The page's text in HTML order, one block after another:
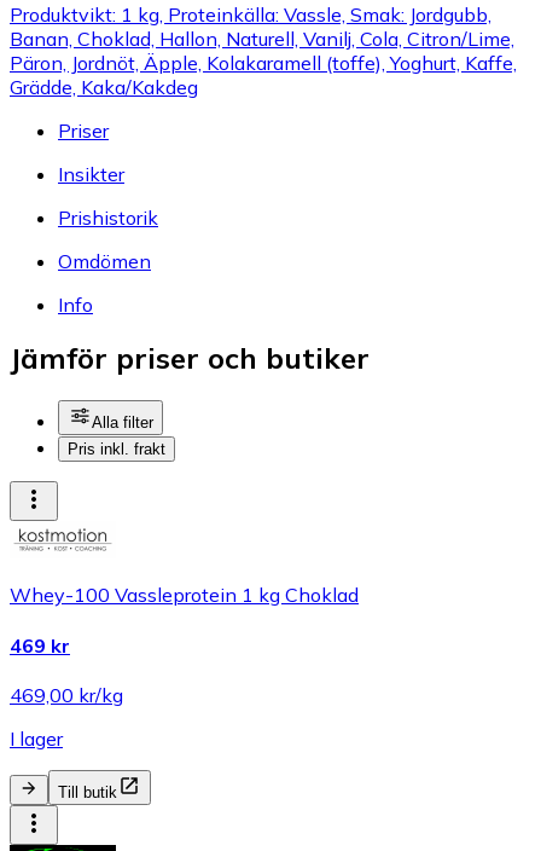
Produktvikt: 1 kg, Proteinkälla: Vassle, Smak: Jordgubb,
Banan, Choklad, Hallon, Naturell, Vanilj, Cola, Citron/Lime,
Päron, Jordnöt, Äpple, Kolakaramell (toffe), Yoghurt, Kaffe,
Grädde, Kaka/Kakdeg
Priser
Insikter
Prishistorik
Omdömen
Info
Jämför priser och butiker
Alla filter
Pris inkl. frakt
Whey-100 Vassleprotein 1 kg Choklad
469 kr
469,00 kr/kg
I lager
Till butik